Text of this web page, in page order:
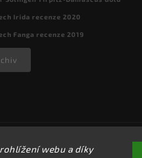
webu a díky
Irida recenze 2020
Fanga recenze 2019
práva vyhrazena.